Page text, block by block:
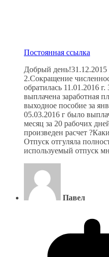
Постоянная ссылка
Добрый день!31.12.2015
2.Сокращение
обратилась 11.01.2016
выплачена заработная
выходное пособие за
05.03.2016 г было
месяц за 20 рабочих
произведен расчет
Отпуск отгуляла
используемый отпуск
Павел